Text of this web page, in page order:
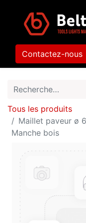
Contactez-nous
Tous les produits
Maillet paveur ø
Manche bois